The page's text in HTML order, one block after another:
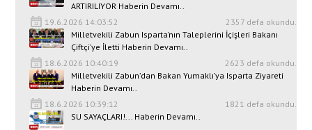
ARTIRILIYOR Haberin Devamı..
19.6.2026 14:03:52
2357 defa okundu.
Milletvekili Zabun Isparta’nın Taleplerini İçişleri Bakanı
Çiftçi’ye İletti Haberin Devamı..
18.6.2026 10:40:19
2623 defa okundu.
Milletvekili Zabun’dan Bakan Yumaklı’ya Isparta Ziyareti
Haberin Devamı..
18.6.2026 10:39:12
1821 defa okundu.
SU SAYAÇLARI!... Haberin Devamı..